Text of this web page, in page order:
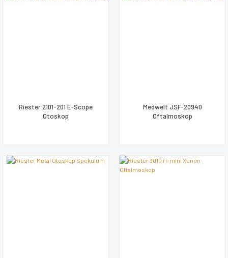
Riester 2101-201 E-Scope
Otoskop
Medwelt JSF-20940
Oftalmoskop